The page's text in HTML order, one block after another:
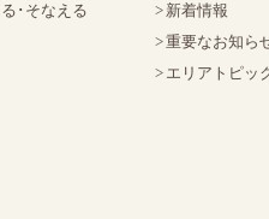
･そなえる
新着情報
重要なお知ら
エリアトピッ